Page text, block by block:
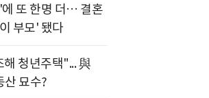
또 한명 더… 결혼
부모' 됐다
청년주택"... 與
산 묘수?